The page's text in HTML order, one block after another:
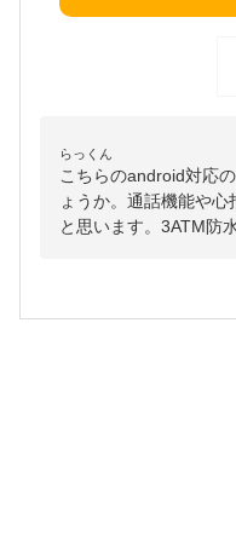
らっくん
こちらのandroid対応
ょうか。通話機能や
と思います。3ATM防